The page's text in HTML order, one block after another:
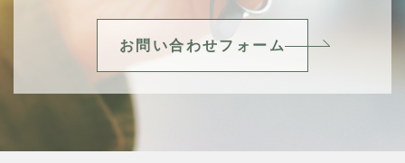
お問い合わせフォーム